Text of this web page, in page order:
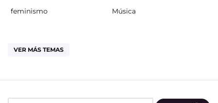
feminismo Música
VER MÁS TEMAS